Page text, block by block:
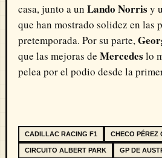
casa, junto a un Lando Norris y
que han mostrado solidez en las
pretemporada. Por su parte,
que las mejoras de Mercedes lo
pelea por el podio desde la
CADILLAC RACING F1 CHECO PÉREZ
CIRCUITO ALBERT PARK GP DE